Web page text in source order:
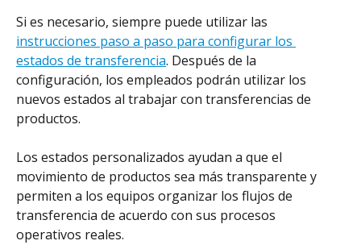
Si es necesario, siempre puede utilizar las
instrucciones paso a paso para configurar los
estados de transferencia. Después de la
configuración, los empleados podrán utilizar los
nuevos estados al trabajar con transferencias de
productos.
Los estados personalizados ayudan a que el
movimiento de productos sea más transparente y
permiten a los equipos organizar los flujos de
transferencia de acuerdo con sus procesos
operativos reales.